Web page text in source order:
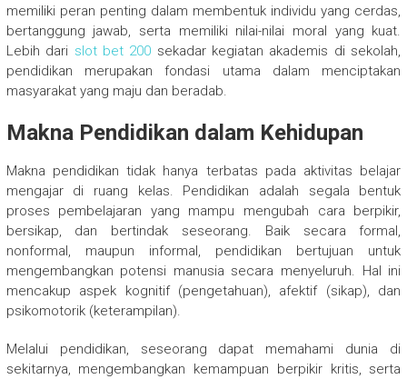
memiliki peran penting dalam membentuk individu yang cerdas,
bertanggung jawab, serta memiliki nilai-nilai moral yang kuat.
Lebih dari slot bet 200 sekadar kegiatan akademis di sekolah,
pendidikan merupakan fondasi utama dalam menciptakan
masyarakat yang maju dan beradab.
Makna Pendidikan dalam Kehidupan
Makna pendidikan tidak hanya terbatas pada aktivitas belajar
mengajar di ruang kelas. Pendidikan adalah segala bentuk
proses pembelajaran yang mampu mengubah cara berpikir,
bersikap, dan bertindak seseorang. Baik secara formal,
nonformal, maupun informal, pendidikan bertujuan untuk
mengembangkan potensi manusia secara menyeluruh. Hal ini
mencakup aspek kognitif (pengetahuan), afektif (sikap), dan
psikomotorik (keterampilan).
Melalui pendidikan, seseorang dapat memahami dunia di
sekitarnya, mengembangkan kemampuan berpikir kritis, serta